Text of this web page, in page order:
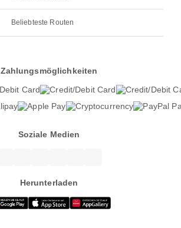
Beliebteste Routen
Zahlungsmöglichkeiten
Soziale Medien
Herunterladen